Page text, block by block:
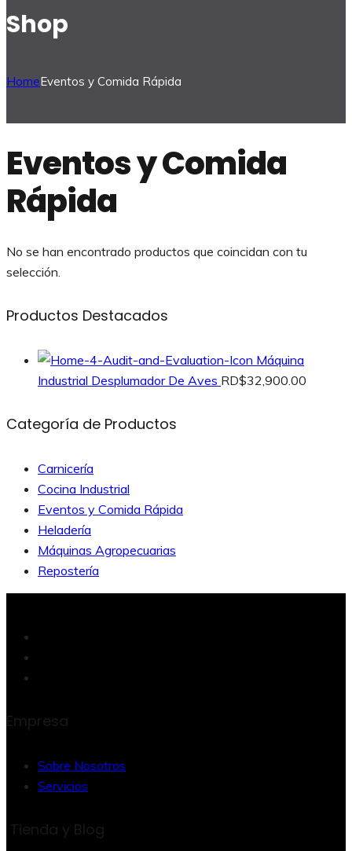
Shop
HomeEventos y Comida Rápida
Eventos y Comida
Rápida
No se han encontrado productos que coincidan con tu
selección.
Productos Destacados
Máquina
Industrial Desplumador De Aves RD$32,900.00
Categoría de Productos
Carnicería
Cocina Industrial
Eventos y Comida Rápida
Heladería
Máquinas Agropecuarias
Repostería
Empresa
Sobre Nosotros
Servicios
Tienda y Blog